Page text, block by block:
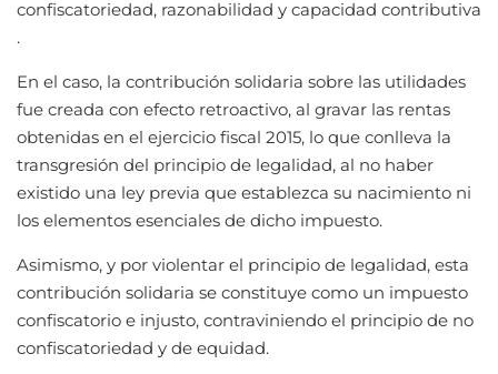
confiscatoriedad, razonabilidad y capacidad contributiva
.
En el caso, la contribución solidaria sobre las utilidades
fue creada con efecto retroactivo, al gravar las rentas
obtenidas en el ejercicio fiscal 2015, lo que conlleva la
transgresión del principio de legalidad, al no haber
existido una ley previa que establezca su nacimiento ni
los elementos esenciales de dicho impuesto.
Asimismo, y por violentar el principio de legalidad, esta
contribución solidaria se constituye como un impuesto
confiscatorio e injusto, contraviniendo el principio de no
confiscatoriedad y de equidad.